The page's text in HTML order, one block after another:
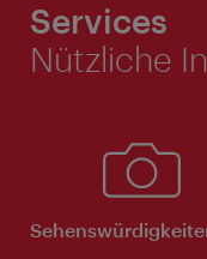
Services
Nützliche